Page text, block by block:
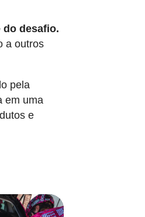
desafio.
a outros
pela
em uma
e